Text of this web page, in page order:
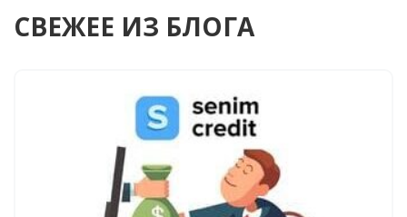
СВЕЖЕЕ ИЗ БЛОГА